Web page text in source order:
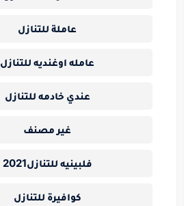
عاملة للتنازل
عامله اوغنديه للتنازل
عندي خادمه للتنازل
غير مصنف
فلبينيه للتنازل2021
كوافيرة للتنازل